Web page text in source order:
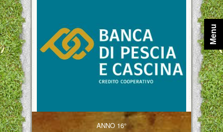
ANNO 16°
Menu